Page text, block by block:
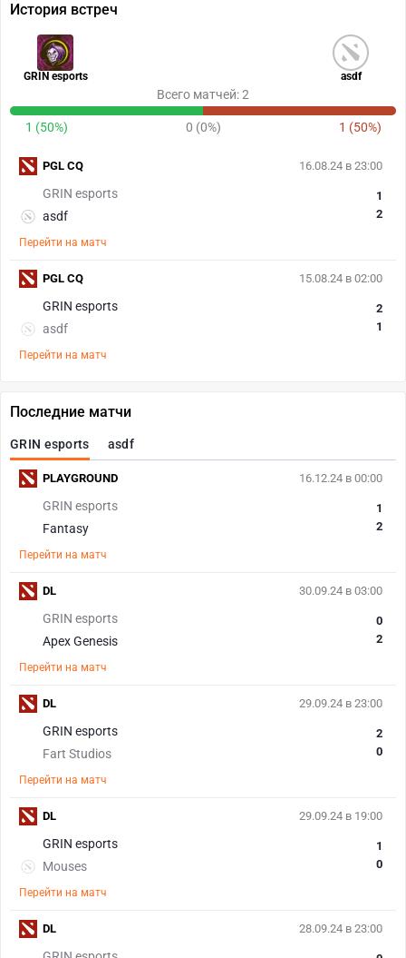
История встреч
GRIN esports asdf
Всего матчей: 2
1 (50%) 0 (0%) 1 (50%)
16.08.24 в 23:00
GRIN esports
asdf
1
2
Перейти на матч
PGL CQ
15.08.24 в 02:00
GRIN esports
asdf
2
1
Перейти на матч
PGL CQ
Последние матчи
GRIN esports asdf
16.12.24 в 00:00
GRIN esports
Fantasy
1
2
Перейти на матч
PLAYGROUND
30.09.24 в 03:00
GRIN esports
Apex Genesis
0
2
Перейти на матч
DL
29.09.24 в 23:00
GRIN esports
Fart Studios
2
0
Перейти на матч
DL
29.09.24 в 19:00
GRIN esports
Mouses
1
0
Перейти на матч
DL
28.09.24 в 23:00
DL